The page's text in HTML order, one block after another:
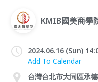
KMIB國美商學
2024.06.16 (Sun)
Add To Calendar
台灣台北市大同區承